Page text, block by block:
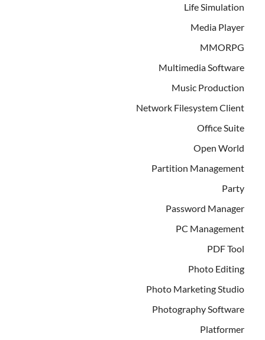
Life Simulation
Media Player
MMORPG
Multimedia Software
Music Production
Network Filesystem Client
Office Suite
Open World
Partition Management
Party
Password Manager
PC Management
PDF Tool
Photo Editing
Photo Marketing Studio
Photography Software
Platformer